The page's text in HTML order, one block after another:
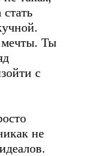
мечты. Ты
с
не